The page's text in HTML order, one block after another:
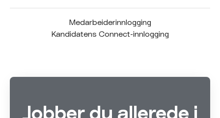
Medarbeiderinnlogging
Kandidatens Connect-innlogging
Jobber du allerede i